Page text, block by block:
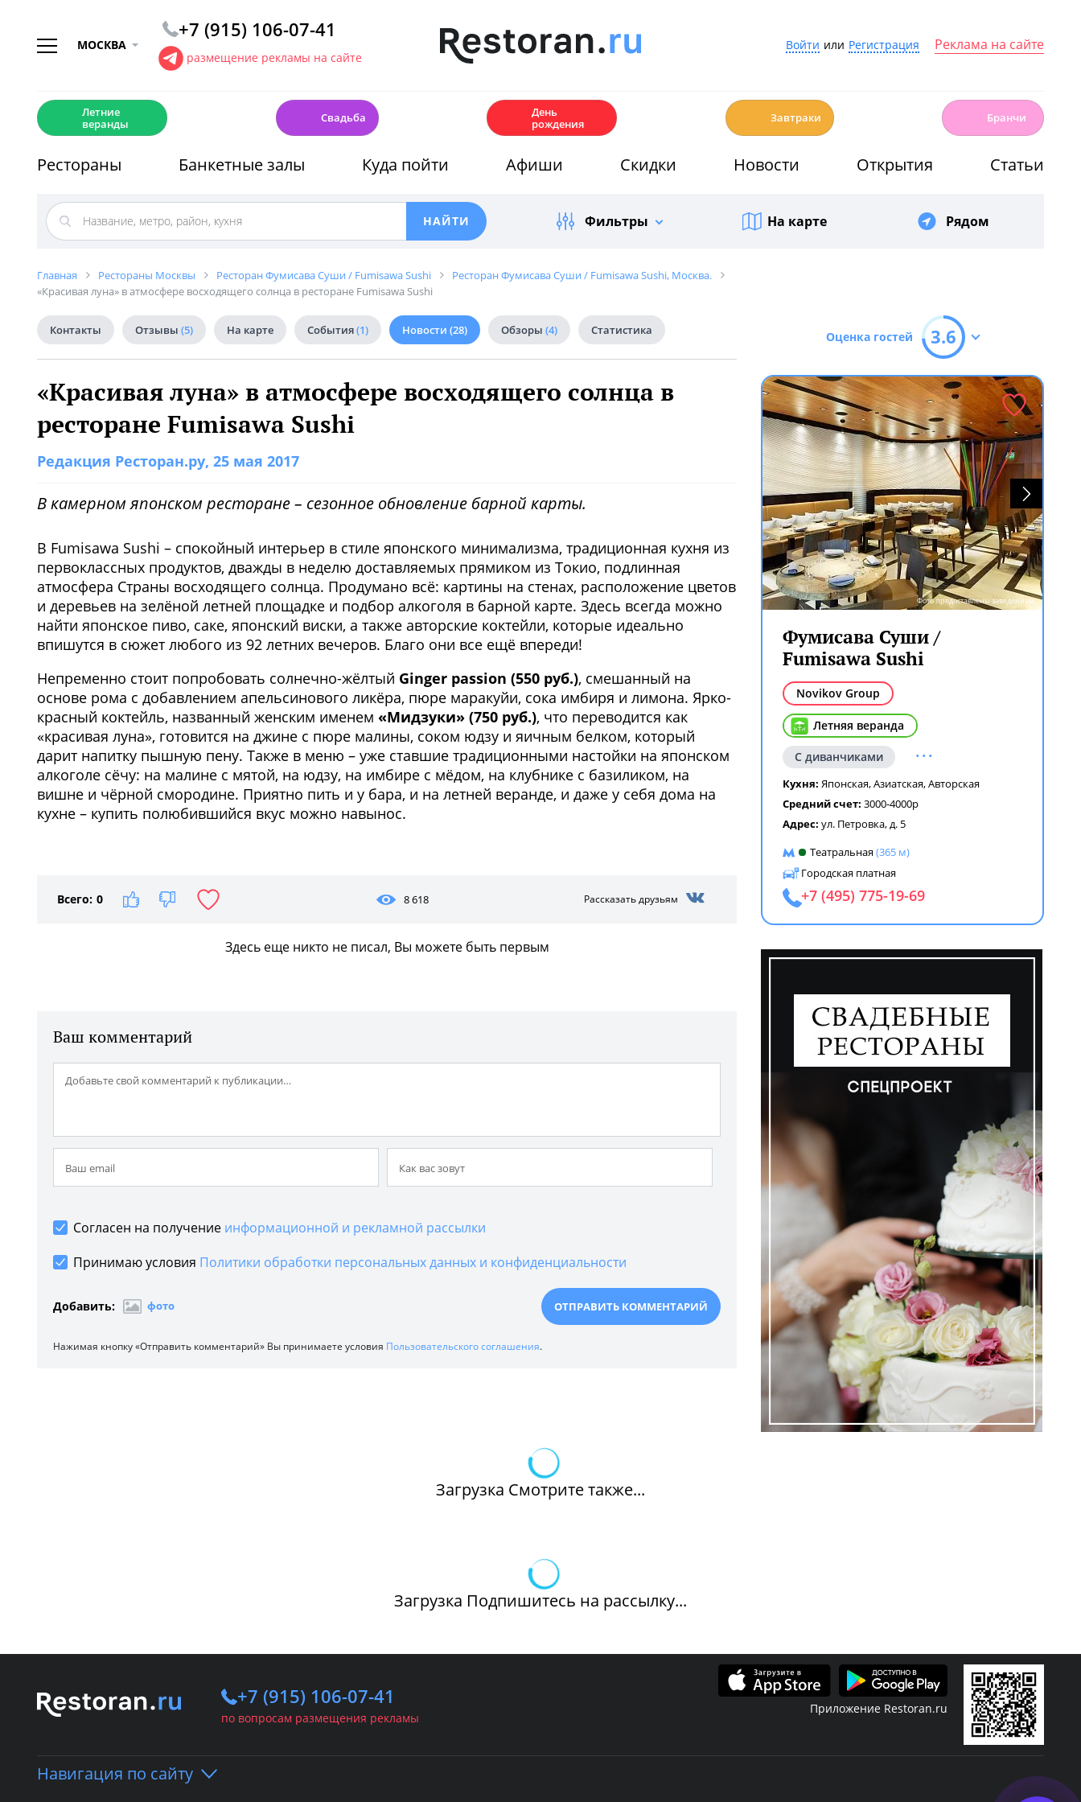
МОСКВА
+7 (915) 106-07-41
размещение рекламы на сайте
Войти или Регистрация Реклама на сайте
Летние
веранды
Свадьба
День
рождения
Завтраки Бранчи
Рестораны Банкетные залы Куда пойти Афиши Скидки Новости Открытия Статьи
Фильтры На карте Рядом
Главная Рестораны Москвы Ресторан Фумисава Суши / Fumisawa Sushi
Ресторан Фумисава Суши / Fumisawa Sushi, Москва.
«Красивая луна» в атмосфере восходящего солнца в ресторане Fumisawa Sushi
Контакты Отзывы (5) На карте События(1) Новости (28) Обзоры (4) Статистика
«Красивая луна» в атмосфере восходящего солнца в
ресторане Fumisawa Sushi
Редакция Ресторан.ру, 25 мая 2017
В камерном японском ресторане – сезонное обновление барной карты.
В Fumisawa Sushi – спокойный интерьер в стиле японского минимализма, традиционная кухня из
первоклассных продуктов, дважды в неделю доставляемых прямиком из Токио, подлинная
атмосфера Страны восходящего солнца. Продумано всё: картины на стенах, расположение цветов
и деревьев на зелёной летней площадке и подбор алкоголя в барной карте. Здесь всегда можно
найти японское пиво, саке, японский виски, а также авторские коктейли, которые идеально
впишутся в сюжет любого из 92 летних вечеров. Благо они все ещё впереди!
Непременно стоит попробовать солнечно-жёлтый Ginger passion (550 руб.), смешанный на
основе рома с добавлением апельсинового ликёра, пюре маракуйи, сока имбиря и лимона. Ярко-
красный коктейль, названный женским именем «Мидзуки» (750 руб.), что переводится как
«красивая луна», готовится на джине с пюре малины, соком юдзу и яичным белком, который
дарит напитку пышную пену. Также в меню – уже ставшие традиционными настойки на японском
алкоголе сёчу: на малине с мятой, на юдзу, на имбире с мёдом, на клубнике с базиликом, на
вишне и чёрной смородине. Приятно пить и у бара, и на летней веранде, и даже у себя дома на
кухне – купить полюбившийся вкус можно навынос.
Всего: 0 8 618 Рассказать друзьям
Здесь еще никто не писал, Вы можете быть первым
Ваш комментарий
Согласен на получение информационной и рекламной рассылки
Принимаю условия Политики обработки персональных данных и конфиденциальности
Добавить: фото
Нажимая кнопку «Отправить комментарий» Вы принимаете условия Пользовательского соглашения.
Оценка гостей 3.6
Фото предоставлены заведением
Фумисава Суши /
Fumisawa Sushi
Novikov Group
Летняя веранда
С диванчиками ...
Кухня: Японская,Азиатская,Авторская
Средний счет: 3000-4000р
Адрес: ул. Петровка, д. 5
Театральная(365 м)
Городская платная
+7 (495) 775-19-69
Загрузка Смотрите также...
Загрузка Подпишитесь на рассылку...
+7 (915) 106-07-41
по вопросам размещения рекламы
Приложение Restoran.ru
Навигация по сайту